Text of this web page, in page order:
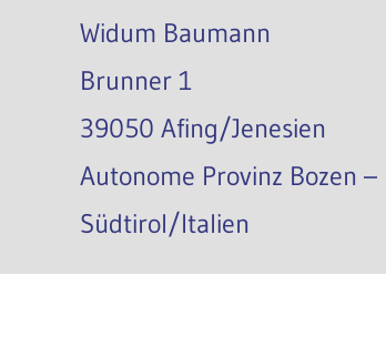
Widum Baumann
Brunner 1
39050 Afing/Jenesien
Autonome Provinz Bozen –
Südtirol/Italien